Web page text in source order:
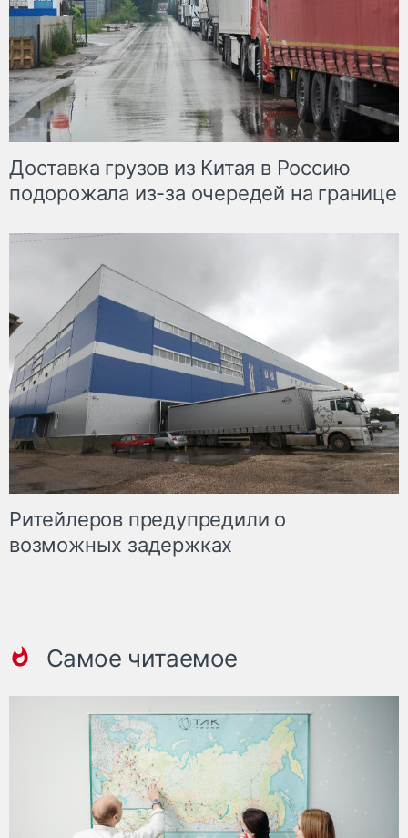
Доставка грузов из Китая в Россию
подорожала из-за очередей на границе
Ритейлеров предупредили о
возможных задержках
Самое читаемое